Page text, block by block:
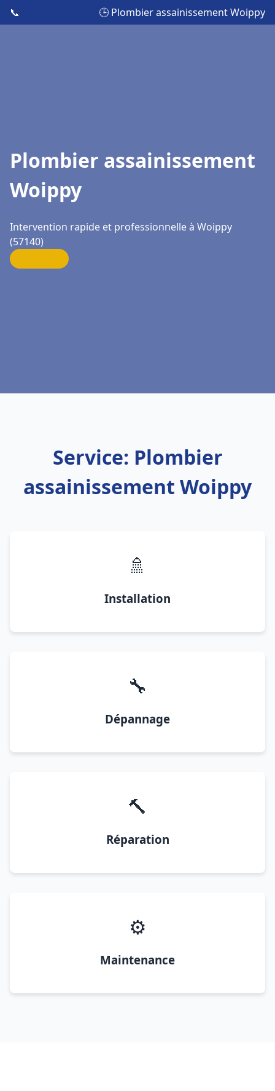
📞 🕒 Plombier assainissement Woippy
Plombier assainissement
Woippy
Intervention rapide et professionnelle à Woippy
(57140)
Service: Plombier
assainissement Woippy
🚿
Installation
🔧
Dépannage
🔨
Réparation
⚙️
Maintenance